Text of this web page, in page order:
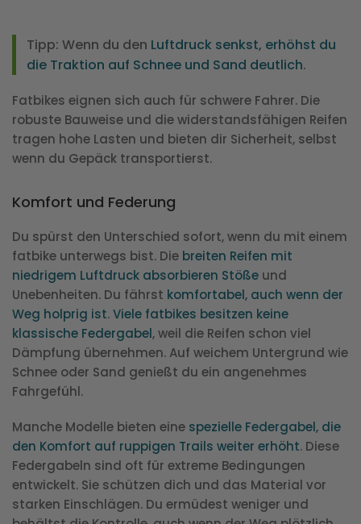
Tipp: Wenn du den Luftdruck senkst, erhöhst du
die Traktion auf Schnee und Sand deutlich.
Fatbikes eignen sich auch für schwere Fahrer. Die
robuste Bauweise und die widerstandsfähigen Reifen
tragen hohe Lasten und bieten dir Sicherheit, selbst
wenn du Gepäck transportierst.
Komfort und Federung
Du spürst den Unterschied sofort, wenn du mit einem
fatbike unterwegs bist. Die breiten Reifen mit
niedrigem Luftdruck absorbieren Stöße und
Unebenheiten. Du fährst komfortabel, auch wenn der
Weg holprig ist.Viele fatbikes besitzen keine
klassische Federgabel, weil die Reifen schon viel
Dämpfung übernehmen. Auf weichem Untergrund wie
Schnee oder Sand genießt du ein angenehmes
Fahrgefühl.
Manche Modelle bieten eine spezielle Federgabel, die
den Komfort auf ruppigen Trails weiter erhöht. Diese
Federgabeln sind oft für extreme Bedingungen
entwickelt. Sie schützen dich und das Material vor
starken Einschlägen. Du ermüdest weniger und